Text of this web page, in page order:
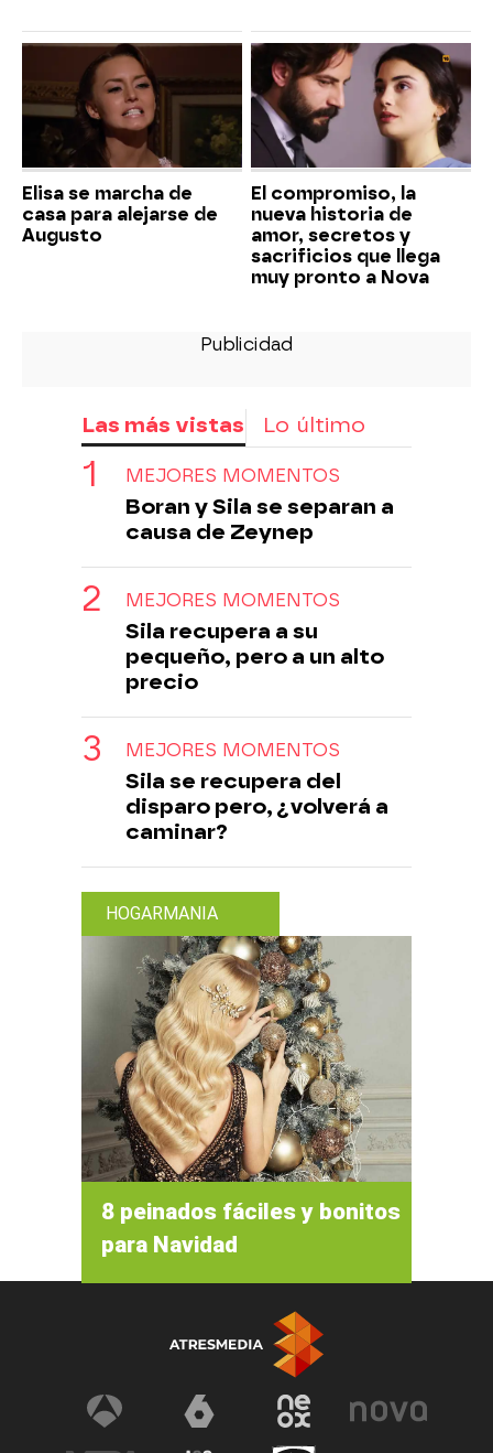
Elisa se marcha de
casa para alejarse de
Augusto
El compromiso, la
nueva historia de
amor, secretos y
sacrificios que llega
muy pronto a Nova
Las más vistas Lo último
MEJORES MOMENTOS
Boran y Sila se separan a
causa de Zeynep
MEJORES MOMENTOS
Sila recupera a su
pequeño, pero a un alto
precio
MEJORES MOMENTOS
Sila se recupera del
disparo pero, ¿volverá a
caminar?
HOGARMANIA
8 peinados fáciles y bonitos
para Navidad